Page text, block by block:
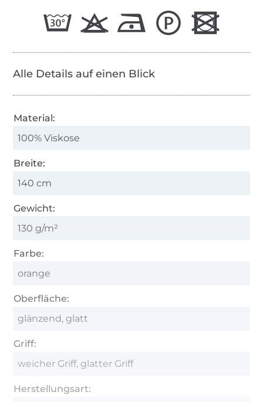
Alle Details auf einen Blick
Material:
100% Viskose
Breite:
140 cm
Gewicht:
130 g/m²
Farbe:
orange
Oberfläche:
glänzend, glatt
Griff:
weicher Griff, glatter Griff
Herstellungsart: